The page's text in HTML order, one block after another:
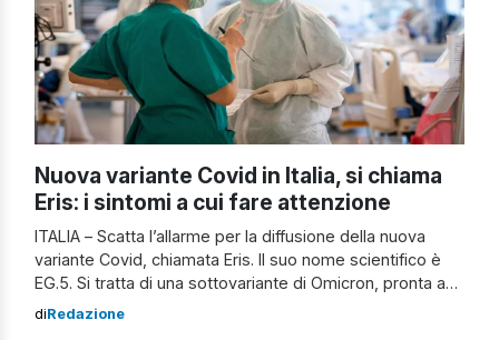
Nuova variante Covid in Italia, si chiama
Eris: i sintomi a cui fare attenzione
ITALIA – Scatta l’allarme per la diffusione della nuova
variante Covid, chiamata Eris. Il suo nome scientifico è
EG.5. Si tratta di una sottovariante di Omicron, pronta a
diventare la forma dominante di Coronavirus in molti
diRedazione